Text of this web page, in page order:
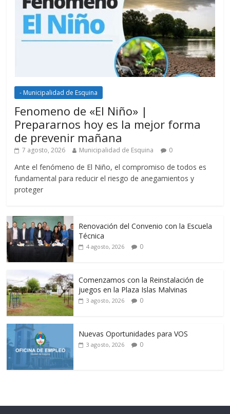
- Municipalidad de Esquina
Fenomeno de «El Niño» |
Prepararnos hoy es la mejor forma
de prevenir mañana
7 agosto, 2026 Municipalidad de Esquina 0
Ante el fenómeno de El Niño, el compromiso de todos es
fundamental para reducir el riesgo de anegamientos y
proteger
Renovación del Convenio con la Escuela
Técnica
4 agosto, 2026 0
Comenzamos con la Reinstalación de
juegos en la Plaza Islas Malvinas
3 agosto, 2026 0
Nuevas Oportunidades para VOS
3 agosto, 2026 0